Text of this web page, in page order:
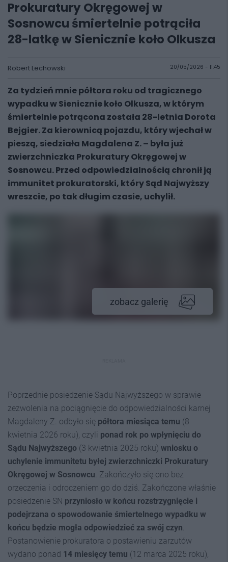
Prokuratury Okręgowej w
Sosnowcu śmiertelnie potrąciła
28-latkę w Sienicznie koło Olkusza
Robert Lechowski 20/05/2026 - 11:45
Za tydzień mnie półtora roku od tragicznego
wypadku w Sienicznie koło Olkusza, w którym
śmiertelnie potrącona została 28-letnia Dorota
Bejgier. Za kierownicą pojazdu, który wjechał w
pieszą, siedziała Magdalena Z. – była już
zwierzchniczka Prokuratury Okręgowej w
Sosnowcu. Przed odpowiedzialnością chronił ją
immunitet prokuratorski, który Sąd Najwyższy
wreszcie, po tak długim czasie, uchylił.
zobacz galerię
Poprzednie posiedzenie Sądu Najwyższego w sprawie
zezwolenia na pociągnięcie do odpowiedzialności karnej
Magdaleny Z. odbyło się półtora miesiąca temu (8
kwietnia 2026 roku), czyli ponad rok po wpłynięciu do
Sądu Najwyższego (3 kwietnia 2025 roku) wniosku o
uchylenie immunitetu byłej zwierzchniczki Prokuratury
Okręgowej w Sosnowcu. Zakończyło się ono bez
orzeczenia i odroczeniem go do dziś. Zakończone właśnie
posiedzenie SN przyniosło w końcu rozstrzygnięcie i
podejrzana o spowodowanie śmiertelnego wypadku w
końcu będzie mogła odpowiedzieć za swój czyn.
Postanowienie prokuratora o postawieniu zarzutów
wydano ponad 14 miesięcy temu (12 marca 2025 roku),